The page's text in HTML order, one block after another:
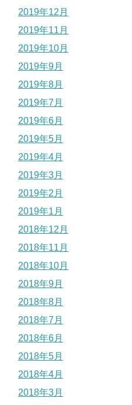
2019年12月
2019年11月
2019年10月
2019年9月
2019年8月
2019年7月
2019年6月
2019年5月
2019年4月
2019年3月
2019年2月
2019年1月
2018年12月
2018年11月
2018年10月
2018年9月
2018年8月
2018年7月
2018年6月
2018年5月
2018年4月
2018年3月